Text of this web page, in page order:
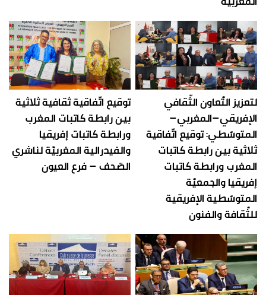
لتعزيز التّعاون الثّقافي
الإفريقي–المغربي–
المتوسّطي: توقيع اتّفاقية
ثلاثية بين رابطة كاتبات
المغرب ورابطة كاتبات
إفريقيا والجمعيّة
المتوسّطية الإفريقية
للثّقافة والفنون
توقيع اتّفاقية ثقافية ثلاثية
بين رابطة كاتبات المغرب
ورابطة كاتبات إفريقيا
والفيدرالية المغربيّة لناشري
الصّحف – فرع العيون